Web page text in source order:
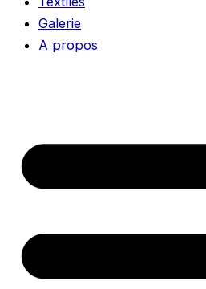
Galerie
A propos